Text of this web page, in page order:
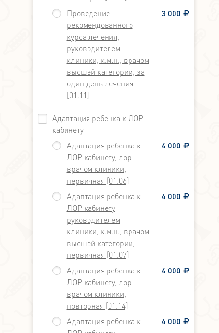
Проведение
рекомендованного
курса лечения,
руководителем
клиники, к.м.н., врачом
высшей категории, за
один день лечения
[01.11]
3 000
Адаптация ребенка к ЛОР
кабинету
Адаптация ребенка к
ЛОР кабинету, лор
врачом клиники,
первичная [01.06]
4 000
Адаптация ребенка к
ЛОР кабинету
руководителем
клиники, к.м.н., врачом
высшей категории,
первичная [01.07]
4 000
Адаптация ребенка к
ЛОР кабинету, лор
врачом клиники,
повторная [01.14]
4 000
Адаптация ребенка к
4 000